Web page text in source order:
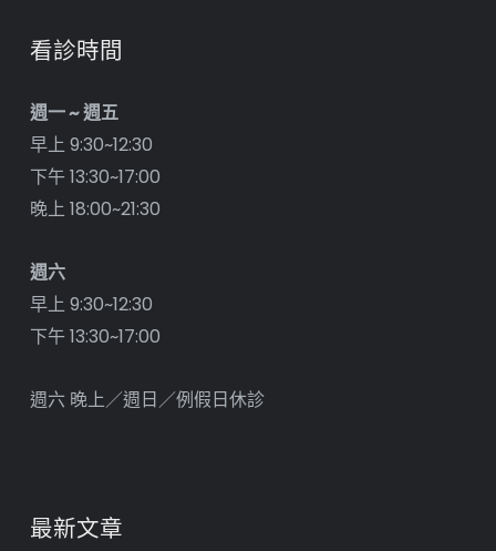
看診時間
週一 ~ 週五
早上 9:30~12:30
下午 13:30~17:00
晚上 18:00~21:30
週六
早上 9:30~12:30
下午 13:30~17:00
週六 晚上／週日／例假日休診
最新文章